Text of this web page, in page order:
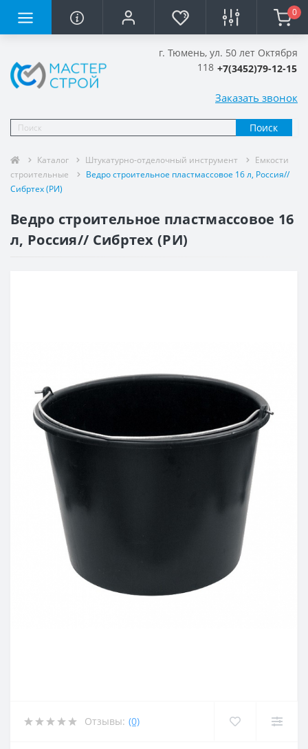
0
Поиск
г. Тюмень, ул. 50 лет Октября
118 +7(3452)79-12-15
Заказать звонок
Каталог Штукатурно-отделочный инструмент
Емкости
строительные
Ведро строительное пластмассовое 16 л, Россия//
Сибртех (РИ)
Ведро строительное пластмассовое 16
л, Россия// Сибртех (РИ)
Отзывы: (0)